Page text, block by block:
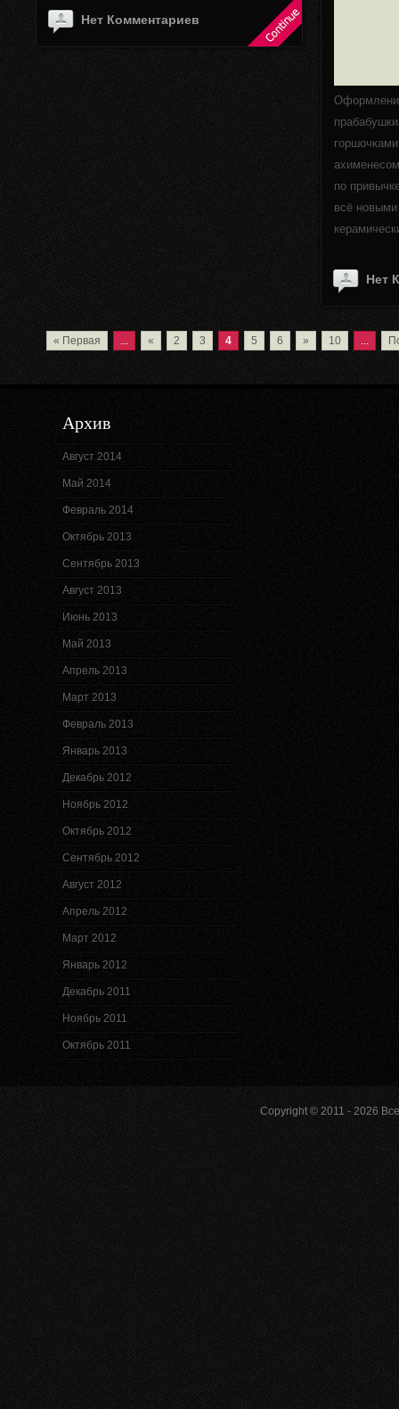
Нет Комментариев
по
всё
Нет
« Первая ... « 2 3 4 5 6 » 10 ...
Архив
Август 2014
Май 2014
Февраль 2014
Октябрь 2013
Сентябрь 2013
Август 2013
Июнь 2013
Май 2013
Апрель 2013
Март 2013
Февраль 2013
Январь 2013
Декабрь 2012
Ноябрь 2012
Октябрь 2012
Сентябрь 2012
Август 2012
Апрель 2012
Март 2012
Январь 2012
Декабрь 2011
Ноябрь 2011
Октябрь 2011
Copyright © 2011 - 2026